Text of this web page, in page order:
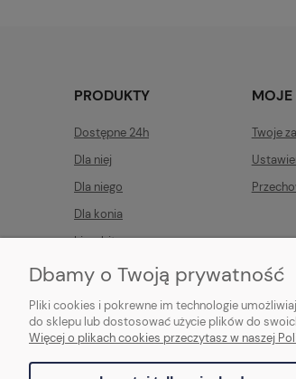
PRODUKTY
Dostępne 24h
Dla niej
Dla niego
Dla konia
Limobits
Linia techniczna
MOJE
Twoje
Andrea Landina
Dbamy o Twoją prywatność
Pliki cookies i pokrewne im technologie
do sklepu lub dostosować użycie plików do
Więcej o plikach cookies przeczytasz w naszej